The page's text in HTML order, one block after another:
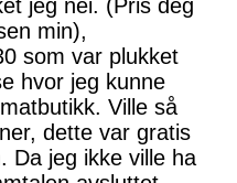
jeg nei. (Pris deg
min),
som var plukket
hvor jeg kunne
Ville så
dette var gratis
Da jeg ikke ville ha